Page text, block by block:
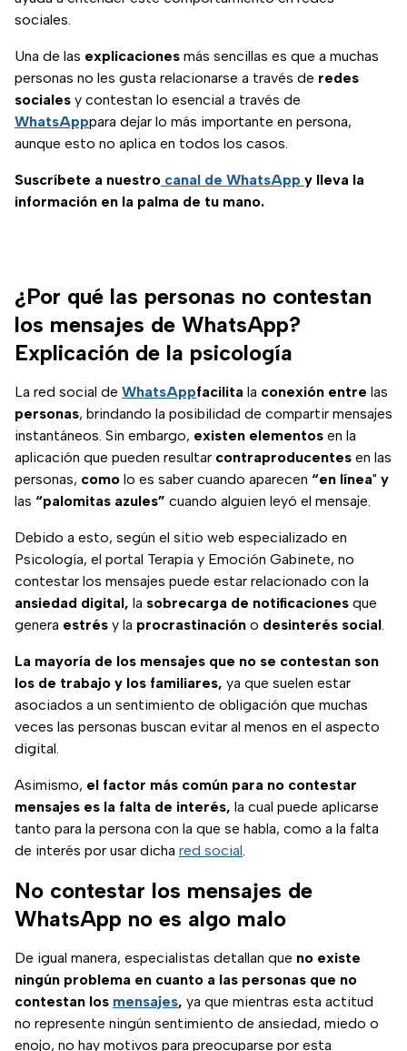
sociales.
Una de las explicaciones más sencillas es que a muchas
personas no les gusta relacionarse a través de redes
sociales y contestan lo esencial a través de
WhatsApppara dejar lo más importante en persona,
aunque esto no aplica en todos los casos.
Suscríbete a nuestro canal de WhatsApp y lleva la
información en la palma de tu mano.
¿Por qué las personas no contestan
los mensajes de WhatsApp?
Explicación de la psicología
La red social de WhatsAppfacilita la conexión entre las
personas, brindando la posibilidad de compartir mensajes
instantáneos. Sin embargo, existen elementos en la
aplicación que pueden resultar contraproducentes en las
personas, como lo es saber cuando aparecen “en línea" y
las “palomitas azules” cuando alguien leyó el mensaje.
Debido a esto, según el sitio web especializado en
Psicología, el portal Terapia y Emoción Gabinete, no
contestar los mensajes puede estar relacionado con la
ansiedad digital, la sobrecarga de notificaciones que
genera estrés y la procrastinación o desinterés social.
La mayoría de los mensajes que no se contestan son
los de trabajo y los familiares, ya que suelen estar
asociados a un sentimiento de obligación que muchas
veces las personas buscan evitar al menos en el aspecto
digital.
Asimismo, el factor más común para no contestar
mensajes es la falta de interés, la cual puede aplicarse
tanto para la persona con la que se habla, como a la falta
de interés por usar dicha red social.
No contestar los mensajes de
WhatsApp no es algo malo
De igual manera, especialistas detallan que no existe
ningún problema en cuanto a las personas que no
contestan los mensajes, ya que mientras esta actitud
no represente ningún sentimiento de ansiedad, miedo o
enojo, no hay motivos para preocuparse por esta